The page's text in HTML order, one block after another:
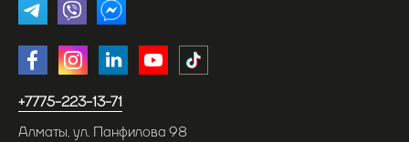
+7775-223-13-71
Алматы, ул. Панфилова 98